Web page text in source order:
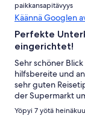
paikkansapitävyys
Käännä Googlen
Perfekte
eingerichtet!
Sehr schöner
hilfsbereite und
sehr guten
der Supermarkt
Yöpyi 7 yötä